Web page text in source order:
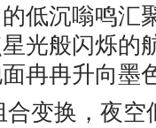
低沉嗡鸣汇
光般闪烁的
冉冉升向墨
变换，夜空